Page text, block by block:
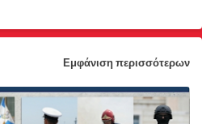
pp
Εμφάνιση περισσότερων